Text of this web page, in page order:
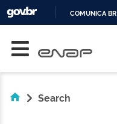
COMUNICA BR
Search